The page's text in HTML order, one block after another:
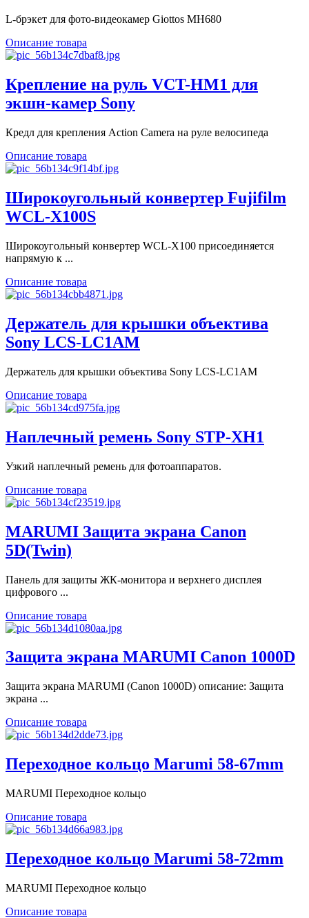
L-брэкет для фото-видеокамер Giottos MH680
Описание товара
Крепление на руль VCT-HM1 для
экшн-камер Sony
Кредл для крепления Action Camera на руле велосипеда
Описание товара
Широкоугольный конвертер Fujifilm
WCL-X100S
Широкоугольный конвертер WCL-X100 присоединяется
напрямую к ...
Описание товара
Держатель для крышки объектива
Sony LCS-LC1AM
Держатель для крышки объектива Sony LCS-LC1AM
Описание товара
Наплечный ремень Sony STP-XH1
Узкий наплечный ремень для фотоаппаратов.
Описание товара
MARUMI Защита экрана Canon
5D(Twin)
Панель для защиты ЖК-монитора и верхнего дисплея
цифрового ...
Описание товара
Защита экрана MARUMI Canon 1000D
Защита экрана MARUMI (Canon 1000D) описание: Защита
экрана ...
Описание товара
Переходное кольцо Marumi 58-67mm
MARUMI Переходное кольцо
Описание товара
Переходное кольцо Marumi 58-72mm
MARUMI Переходное кольцо
Описание товара